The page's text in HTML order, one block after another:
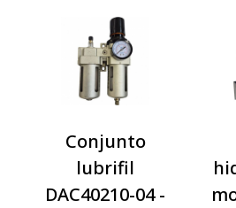
Conjunto
lubrifil
DAC40210-04 -